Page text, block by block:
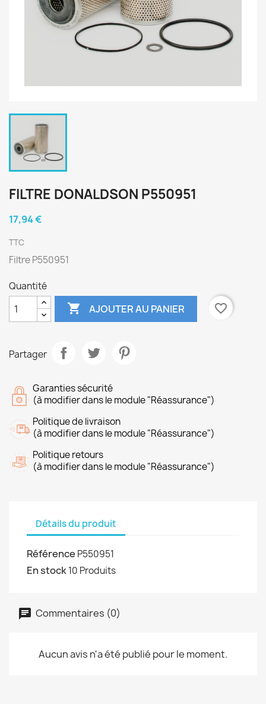
FILTRE DONALDSON P550951
17,94 €
TTC
Filtre P550951
Quantité
 AJOUTER AU PANIER favorite_border
Partager
Garanties sécurité
(à modifier dans le module "Réassurance")
Politique de livraison
(à modifier dans le module "Réassurance")
Politique retours
(à modifier dans le module "Réassurance")
Détails du produit
Référence P550951
En stock10 Produits
Commentaires (0)
Aucun avis n'a été publié pour le moment.